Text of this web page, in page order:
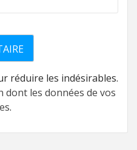
réduire les indésirables.
dont les données de vos
.